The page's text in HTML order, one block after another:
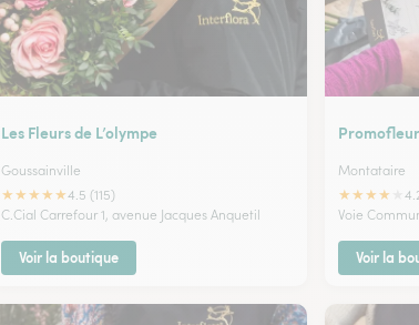
Les Fleurs de L’olympe
Goussainville
★★★★★4.5 (115)
C.Cial Carrefour 1, avenue Jacques Anquetil
Voir la boutique
Promofleur
Montataire
★★★★
Voie
Voir la